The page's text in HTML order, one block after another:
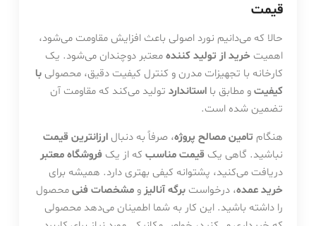
قیمت
حالا که می‌دانیم نورد اصولی باعث افزایش مقاومت می‌شود،
اهمیت خرید از تولید کنندهمعتبر دوچندان می‌شود. یک
کارخانه با تجهیزات مدرن و کنترل کیفیت دقیق، محصولی با
کیفیتو مطابق با استانداردتولید می‌کند که مقاومت آن
تضمین شده است.
هنگام تامین مصالح پروژه، صرفاً به دنبال ارزانترین قیمت
نباشید. گاهی یک قیمت مناسبکه از یک فروشگاه معتبر
دریافت می‌کنید، پشتوانه کیفی بهتری دارد. همیشه برای
خرید عمده، درخواست برگه آنالیزو مشخصات فنیمحصول
را داشته باشید. این کار به شما اطمینان می‌دهد محصولی